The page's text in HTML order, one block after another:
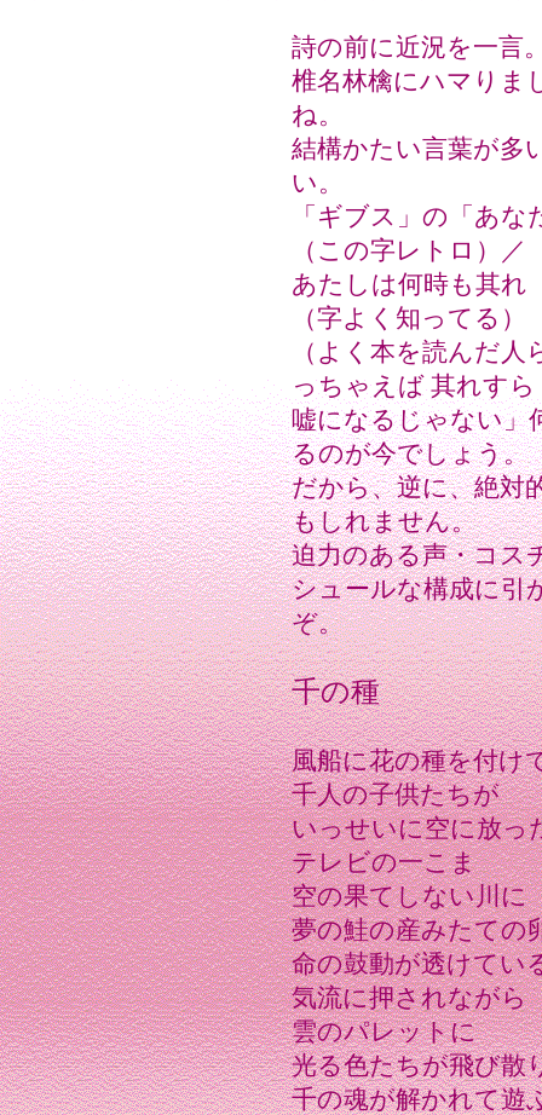
詩の前に近況を一言
椎名林檎にハマりま
ね。
結構かたい言葉が多
い。
「ギブス」の「あ
（この字レトロ）／
あたしは何時も其れ
（字よく知ってる）
（よく本を読んだ
っちゃえば 其れすら
嘘になるじゃない」
るのが今でしょう。
だから、逆に、絶対
もしれません。
迫力のある声・コス
シュールな構成に引
ぞ。
千の種
風船に花の種を付け
千人の子供たちが
いっせいに空に放っ
テレビの一こま
空の果てしない川に
夢の鮭の産みたての
命の鼓動が透けてい
気流に押されながら
雲のパレットに
光る色たちが飛び散
千の魂が解かれて遊